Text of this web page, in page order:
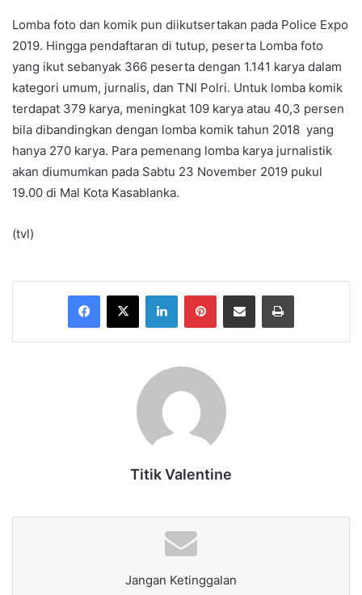
Lomba foto dan komik pun diikutsertakan pada Police Expo
2019. Hingga pendaftaran di tutup, peserta Lomba foto
yang ikut sebanyak 366 peserta dengan 1.141 karya dalam
kategori umum, jurnalis, dan TNI Polri. Untuk lomba komik
terdapat 379 karya, meningkat 109 karya atau 40,3 persen
bila dibandingkan dengan lomba komik tahun 2018 yang
hanya 270 karya. Para pemenang lomba karya jurnalistik
akan diumumkan pada Sabtu 23 November 2019 pukul
19.00 di Mal Kota Kasablanka.
(tvl)
Facebook
X LinkedInPinterestShare via Email Print
Titik Valentine
Jangan Ketinggalan